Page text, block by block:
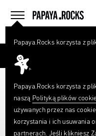
menu
home
Papaya.Rocks korzysta z
Papaya.Rocks korzysta z
naszą Polityką plików
używanych przez nas
korzystania i ich usuwania
partnerach. Jeśli klikniesz
Czego
szukasz?